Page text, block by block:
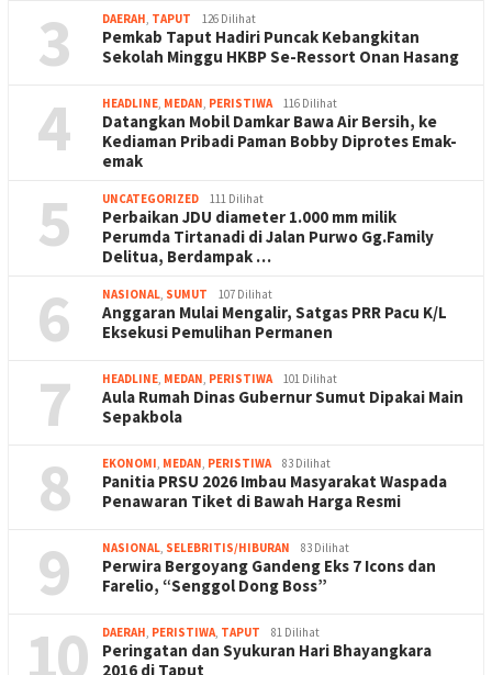
3 DAERAH, TAPUT 126 Dilihat
Pemkab Taput Hadiri Puncak Kebangkitan
Sekolah Minggu HKBP Se-Ressort Onan Hasang
4 HEADLINE, MEDAN, PERISTIWA 116 Dilihat
Datangkan Mobil Damkar Bawa Air Bersih, ke
Kediaman Pribadi Paman Bobby Diprotes Emak-
emak
5 UNCATEGORIZED 111 Dilihat
Perbaikan JDU diameter 1.000 mm milik
Perumda Tirtanadi di Jalan Purwo Gg.Family
Delitua, Berdampak …
6 NASIONAL, SUMUT 107 Dilihat
Anggaran Mulai Mengalir, Satgas PRR Pacu K/L
Eksekusi Pemulihan Permanen
7 HEADLINE, MEDAN, PERISTIWA 101 Dilihat
Aula Rumah Dinas Gubernur Sumut Dipakai Main
Sepakbola
8 EKONOMI, MEDAN, PERISTIWA 83 Dilihat
Panitia PRSU 2026 Imbau Masyarakat Waspada
Penawaran Tiket di Bawah Harga Resmi
9 NASIONAL, SELEBRITIS/HIBURAN 83 Dilihat
Perwira Bergoyang Gandeng Eks 7 Icons dan
Farelio, “Senggol Dong Boss”
10 DAERAH, PERISTIWA, TAPUT 81 Dilihat
Peringatan dan Syukuran Hari Bhayangkara
2016 di Taput